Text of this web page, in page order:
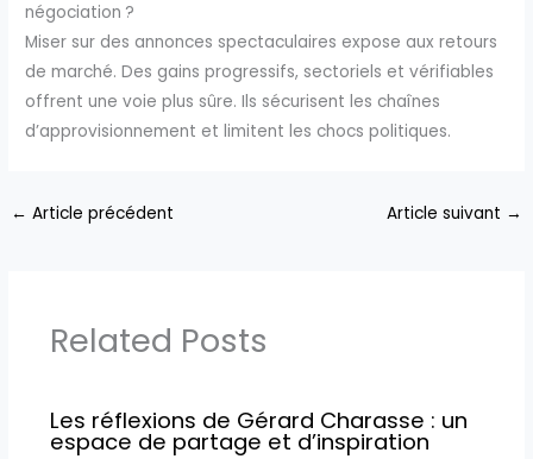
négociation ?
Miser sur des annonces spectaculaires expose aux retours
de marché. Des gains progressifs, sectoriels et vérifiables
offrent une voie plus sûre. Ils sécurisent les chaînes
d’approvisionnement et limitent les chocs politiques.
← Article précédent Article suivant →
Related Posts
Les réflexions de Gérard Charasse : un
espace de partage et d’inspiration